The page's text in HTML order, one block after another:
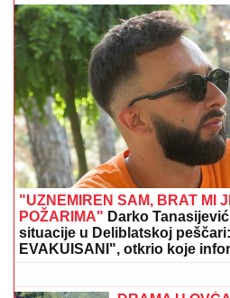
SPECIJALCI SA GAS
SMEDEREVUOvako su otkrili
marihuane u ilegalnoj
(FOTO, VIDEO)
"RAZOČARALA
NESTALI
Suzana
zaboravili ljudi
SIN BRUTALNO
SMRTI! Strašni
pokušao da